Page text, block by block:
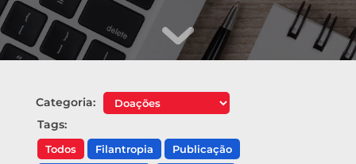
Categoria:
Tags:
Todos Filantropia
Publicação